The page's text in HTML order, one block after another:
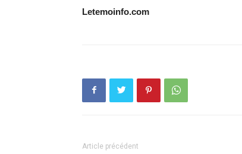
Letemoinfo.com
Article précédent